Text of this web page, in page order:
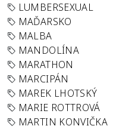
LUMBERSEXUAL
MAĎARSKO
MALBA
MANDOLÍNA
MARATHON
MARCIPÁN
MAREK LHOTSKÝ
MARIE ROTTROVÁ
MARTIN KONVIČKA